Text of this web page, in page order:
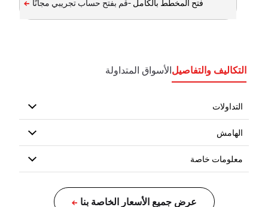
فتح المخطط بالكامل -
التكاليف والتفاصيلالأسواق المتداولة